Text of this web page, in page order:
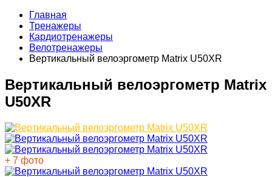
Главная
Тренажеры
Кардиотренажеры
Велотренажеры
Вертикальный велоэргометр Matrix U50XR
Вертикальный велоэргометр Matrix
U50XR
+ 7 фото